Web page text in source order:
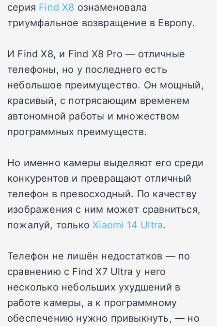
серия Find X8 ознаменовала
триумфальное возвращение в Европу.
И Find X8, и Find X8 Pro — отличные
телефоны, но у последнего есть
небольшое преимущество. Он мощный,
красивый, с потрясающим временем
автономной работы и множеством
программных преимуществ.
Но именно камеры выделяют его среди
конкурентов и превращают отличный
телефон в превосходный. По качеству
изображения с ним может сравниться,
пожалуй, толькоXiaomi 14 Ultra.
Телефон не лишён недостатков — по
сравнению с Find X7 Ultra у него
несколько небольших ухудшений в
работе камеры, а к программному
обеспечению нужно привыкнуть, — но